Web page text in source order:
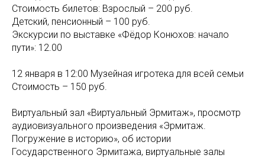
Стоимость билетов: Взрослый – 200 руб.
Детский, пенсионный – 100 руб.
Экскурсии по выставке «Фёдор Конюхов: начало
пути»: 12.00
12 января в 12:00 Музейная игротека для всей семьи
Стоимость – 150 руб.
Виртуальный зал «Виртуальный Эрмитаж», просмотр
аудиовизуального произведения «Эрмитаж.
Погружение в историю», об истории
Государственного Эрмитажа, виртуальные залы